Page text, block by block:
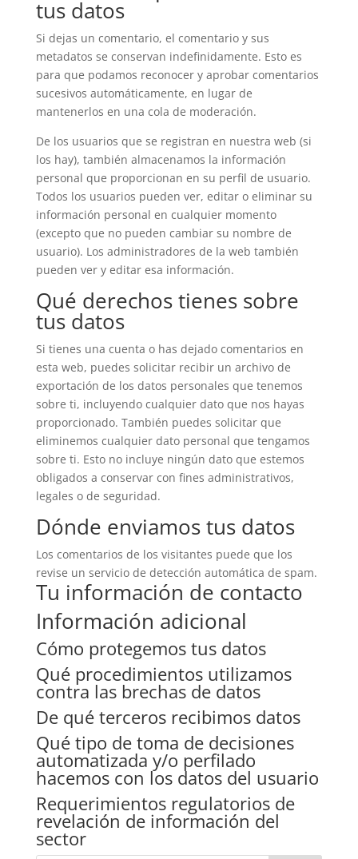
tus datos
Si dejas un comentario, el comentario y sus
metadatos se conservan indefinidamente. Esto es
para que podamos reconocer y aprobar comentarios
sucesivos automáticamente, en lugar de
mantenerlos en una cola de moderación.
De los usuarios que se registran en nuestra web (si
los hay), también almacenamos la información
personal que proporcionan en su perfil de usuario.
Todos los usuarios pueden ver, editar o eliminar su
información personal en cualquier momento
(excepto que no pueden cambiar su nombre de
usuario). Los administradores de la web también
pueden ver y editar esa información.
Qué derechos tienes sobre
tus datos
Si tienes una cuenta o has dejado comentarios en
esta web, puedes solicitar recibir un archivo de
exportación de los datos personales que tenemos
sobre ti, incluyendo cualquier dato que nos hayas
proporcionado. También puedes solicitar que
eliminemos cualquier dato personal que tengamos
sobre ti. Esto no incluye ningún dato que estemos
obligados a conservar con fines administrativos,
legales o de seguridad.
Dónde enviamos tus datos
Los comentarios de los visitantes puede que los
revise un servicio de detección automática de spam.
Tu información de contacto
Información adicional
Cómo protegemos tus datos
Qué procedimientos utilizamos
contra las brechas de datos
De qué terceros recibimos datos
Qué tipo de toma de decisiones
automatizada y/o perfilado
hacemos con los datos del usuario
Requerimientos regulatorios de
revelación de información del
sector